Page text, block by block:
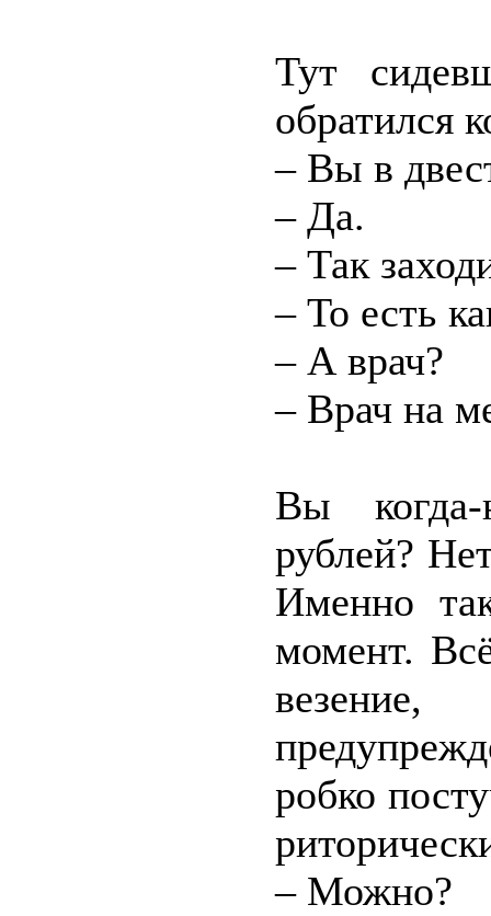
Тут
обратился
– Вы в
– Да.
– Так
– То есть
– А врач?
– Врач на
Вы когда-
рублей?
Именно
момент.
робко
– Можно?